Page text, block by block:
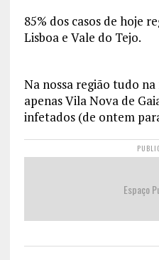
85% dos casos de hoje
Lisboa e Vale do Tejo.
Na nossa região tudo
apenas Vila Nova de
infetados (de ontem
Espaço